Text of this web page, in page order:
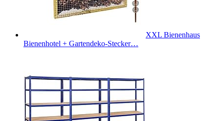
XXL Bienenhaus
Bienenhotel + Gartendeko-Stecker…